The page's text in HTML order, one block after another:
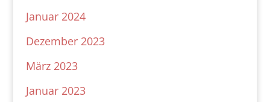
Januar 2024
Dezember 2023
März 2023
Januar 2023